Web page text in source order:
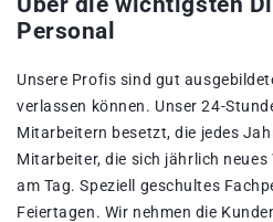
Personal
Unsere Profis sind gut
verlassen können. Unser 24-
Mitarbeitern besetzt, die jedes
Mitarbeiter, die sich jährlich
am Tag. Speziell geschultes
Feiertagen. Wir nehmen die